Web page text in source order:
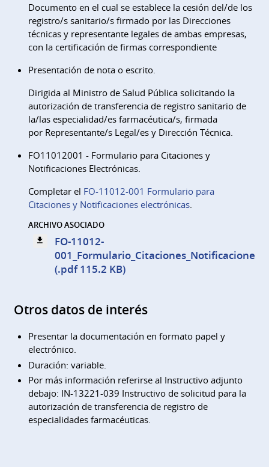
Documento en el cual se establece la cesión del/de los
registro/s sanitario/s firmado por las Direcciones
técnicas y representante legales de ambas empresas,
con la certificación de firmas correspondiente
Presentación de nota o escrito.
Dirigida al Ministro de Salud Pública solicitando la
autorización de transferencia de registro sanitario de
la/las especialidad/es farmacéutica/s, firmada
por Representante/s Legal/es y Dirección Técnica.
FO11012001 - Formulario para Citaciones y
Notificaciones Electrónicas.
Completar el FO-11012-001 Formulario para
Citaciones y Notificaciones electrónicas.
ARCHIVO ASOCIADO
FO-11012-
(.pdf 115.2 KB)
Otros datos de interés
Presentar la documentación en formato papel y
electrónico.
Duración: variable.
Por más información referirse al Instructivo adjunto
debajo: IN-13221-039 Instructivo de solicitud para la
autorización de transferencia de registro de
especialidades farmacéuticas.